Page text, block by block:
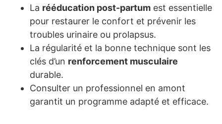
La rééducation post-partum est essentielle
pour restaurer le confort et prévenir les
troubles urinaire ou prolapsus.
La régularité et la bonne technique sont les
clés d’un renforcement musculaire
durable.
Consulter un professionnel en amont
garantit un programme adapté et efficace.